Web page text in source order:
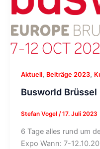
Aktuell, Beiträge 2023,
Busworld Brüssel
Stefan Vogel /17. Juli 2023
6 Tage alles rund um
Expo Wann: 7-